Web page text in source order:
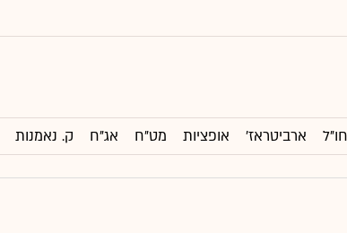
ארביטראז' אופציות מט"ח אג"ח ק. נאמנות